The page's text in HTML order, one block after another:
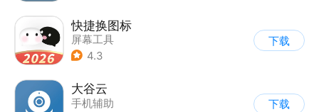
快捷换图标
屏幕工具
4.3
下载
大谷云
手机辅助
下载